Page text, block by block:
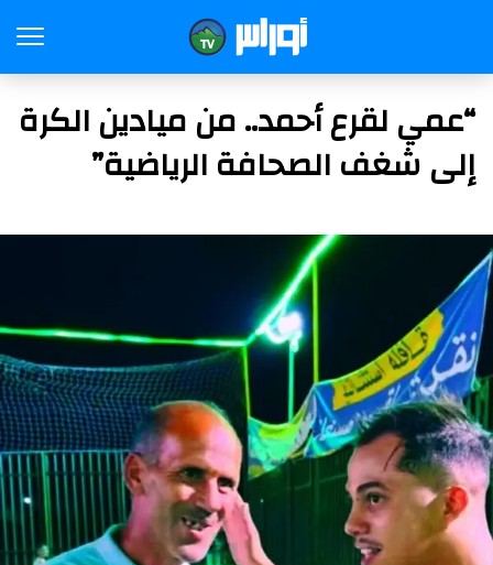
“عمي لقرع أحمد.. من ميادين الكرة
إلى شغف الصحافة الرياضية”